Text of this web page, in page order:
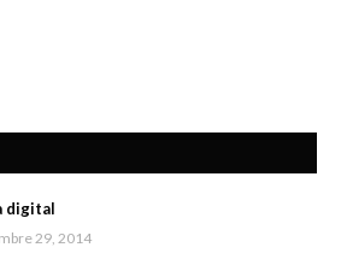
digital
29, 2014